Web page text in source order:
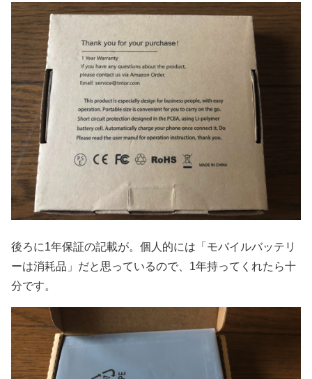
後ろに1年保証の記載が。個人的には「モバイルバッテリ
ーは消耗品」だと思っているので、1年持ってくれたら十
分です。